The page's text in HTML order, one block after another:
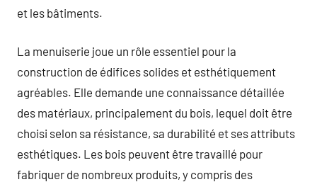
et les bâtiments.
La menuiserie joue un rôle essentiel pour la
construction de édifices solides et esthétiquement
agréables. Elle demande une connaissance détaillée
des matériaux, principalement du bois, lequel doit être
choisi selon sa résistance, sa durabilité et ses attributs
esthétiques. Les bois peuvent être travaillé pour
fabriquer de nombreux produits, y compris des